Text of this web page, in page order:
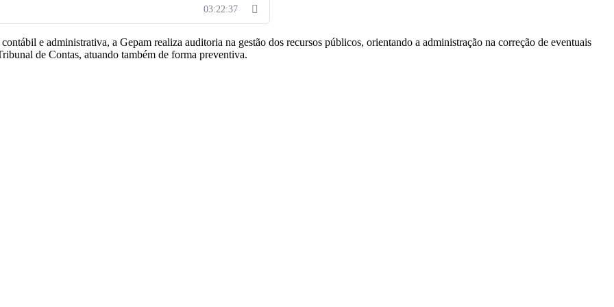
de bens e serviços prejudiciais à saúde ou ao
aos municípios
03:22:37
e administrativa, a Gepam realiza auditoria na gestão dos recursos públicos, orientando a administração na correção de eventuais
de Contas, atuando também de forma preventiva.